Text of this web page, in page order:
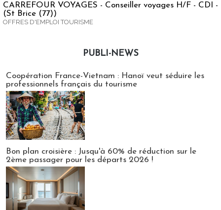
CARREFOUR VOYAGES - Conseiller voyages H/F - CDI -
(St Brice (77))
OFFRES D'EMPLOI TOURISME
PUBLI-NEWS
Coopération France-Vietnam : Hanoï veut séduire les
professionnels français du tourisme
Bon plan croisière : Jusqu'à 60% de réduction sur le
2ème passager pour les départs 2026 !